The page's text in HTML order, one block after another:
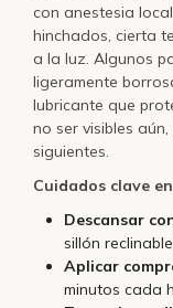
con anestesia
hinchados, cierta
a la luz. Algunos
ligeramente
lubricante que
no ser visibles
siguientes.
Cuidados clave
Descansar
sillón
Aplicar
minutos cada